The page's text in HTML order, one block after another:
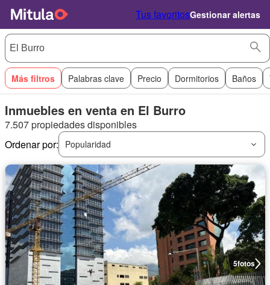
Tus favoritosGestionar alertas
Más filtros Palabras clave Precio Dormitorios Baños
Inmuebles en venta en El Burro
7.507 propiedades disponibles
Ordenar por:
Popularidad
5fotos